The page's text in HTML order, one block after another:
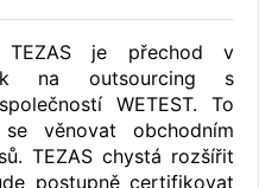
TEZAS je přechod v
na outsourcing s
WETEST. To
věnovat obchodním
TEZAS chystá rozšířit
postupně certifikovat